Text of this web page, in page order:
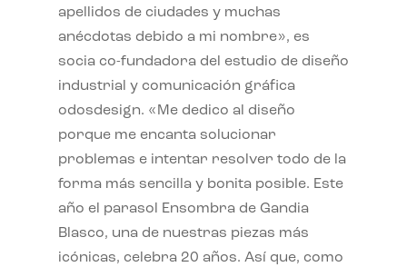
apellidos de ciudades y muchas
anécdotas debido a mi nombre», es
socia co-fundadora del estudio de diseño
industrial y comunicación gráfica
odosdesign. «Me dedico al diseño
porque me encanta solucionar
problemas e intentar resolver todo de la
forma más sencilla y bonita posible. Este
año el parasol Ensombra de Gandia
Blasco, una de nuestras piezas más
icónicas, celebra 20 años. Así que, como